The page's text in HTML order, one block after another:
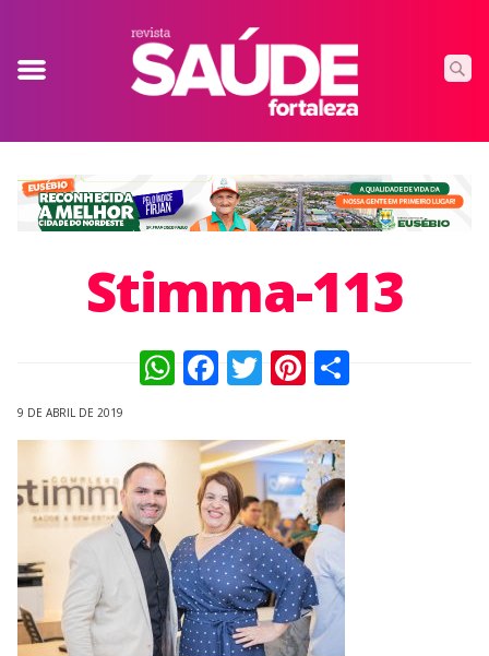
Stimma-113
WhatsApp
Facebook
TwitterPinterest
9 DE ABRIL DE 2019